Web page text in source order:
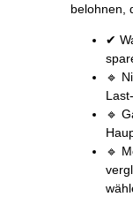
belohnen,
✔
🔹
🔹
🔹